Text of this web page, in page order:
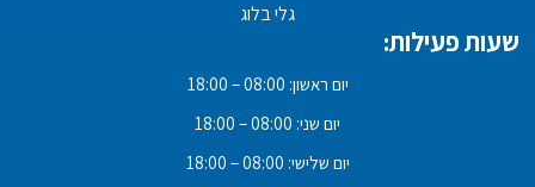
גלי בלוג
שעות פעילות:
יום ראשון: 08:00 – 18:00
יום שני: 08:00 – 18:00
יום שלישי: 08:00 – 18:00